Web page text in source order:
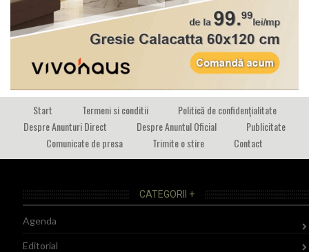
Start Termeni si conditii
Politică de confidențialitate
Despre Anunturi Direct
Despre Anuntul Oficial
Publicitate
Comunicate de presa
Trimite o stire Contact
CATEGORII +
Agenda
Editorial